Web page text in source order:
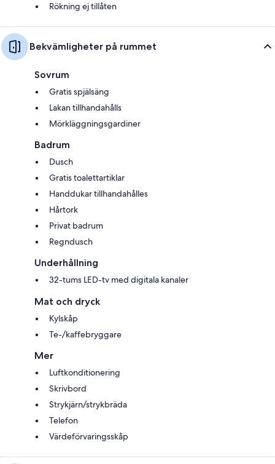
Rökning ej tillåten
Bekvämligheter på rummet
Sovrum
Gratis spjälsäng
Lakan tillhandahålls
Mörkläggningsgardiner
Badrum
Dusch
Gratis toalettartiklar
Handdukar tillhandahålles
Hårtork
Privat badrum
Regndusch
Underhållning
32-tums LED-tv med digitala kanaler
Mat och dryck
Kylskåp
Te-/kaffebryggare
Mer
Luftkonditionering
Skrivbord
Strykjärn/strykbräda
Telefon
Värdeförvaringsskåp